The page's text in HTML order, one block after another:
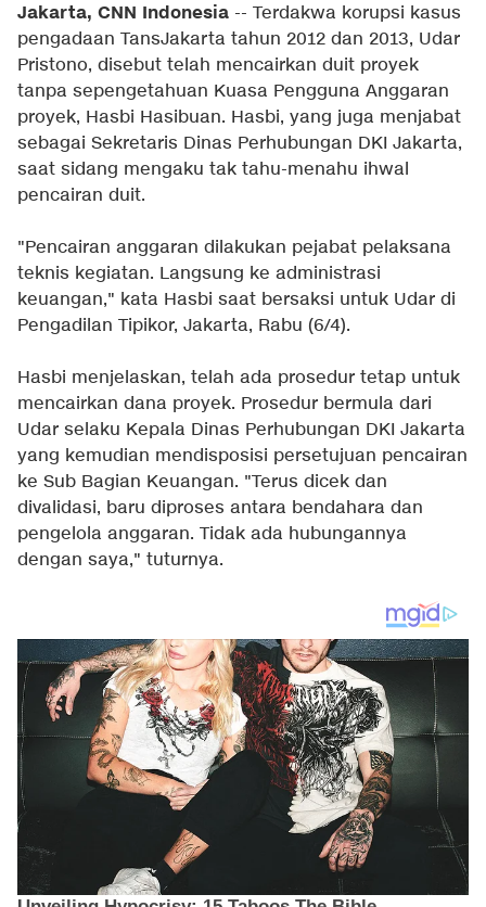
Jakarta, CNN Indonesia -- Terdakwa korupsi kasus
pengadaan TansJakarta tahun 2012 dan 2013, Udar
Pristono, disebut telah mencairkan duit proyek
tanpa sepengetahuan Kuasa Pengguna Anggaran
proyek, Hasbi Hasibuan. Hasbi, yang juga menjabat
sebagai Sekretaris Dinas Perhubungan DKI Jakarta,
saat sidang mengaku tak tahu-menahu ihwal
pencairan duit.
"Pencairan anggaran dilakukan pejabat pelaksana
teknis kegiatan. Langsung ke administrasi
keuangan," kata Hasbi saat bersaksi untuk Udar di
Pengadilan Tipikor, Jakarta, Rabu (6/4).
Hasbi menjelaskan, telah ada prosedur tetap untuk
mencairkan dana proyek. Prosedur bermula dari
Udar selaku Kepala Dinas Perhubungan DKI Jakarta
yang kemudian mendisposisi persetujuan pencairan
ke Sub Bagian Keuangan. "Terus dicek dan
divalidasi, baru diproses antara bendahara dan
pengelola anggaran. Tidak ada hubungannya
dengan saya," tuturnya.